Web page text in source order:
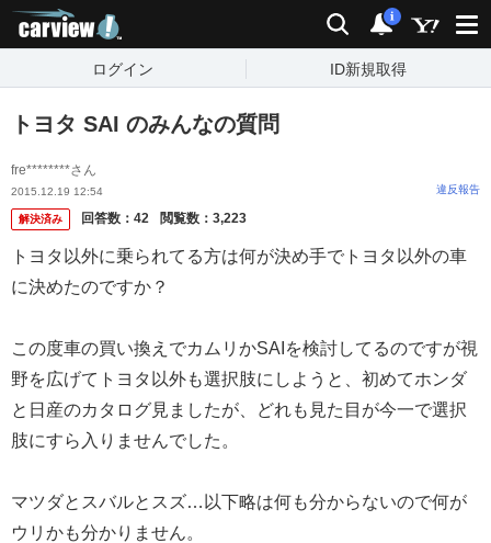
検索 通知
i
ログイン ID新規取得
トヨタ SAI のみんなの質問
fre********さん
2015.12.19 12:54 違反報告
解決済み 回答数： 42 閲覧数： 3,223
トヨタ以外に乗られてる方は何が決め手でトヨタ以外の車
に決めたのですか？
この度車の買い換えでカムリかSAIを検討してるのですが視
野を広げてトヨタ以外も選択肢にしようと、初めてホンダ
と日産のカタログ見ましたが、どれも見た目が今一で選択
肢にすら入りませんでした。
マツダとスバルとスズ…以下略は何も分からないので何が
ウリかも分かりません。